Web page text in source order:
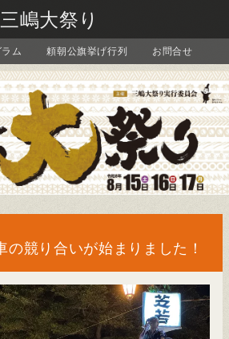
三嶋大祭り
ム 頼朝公旗挙げ行列 お問合せ
の競り合いが始まりました！